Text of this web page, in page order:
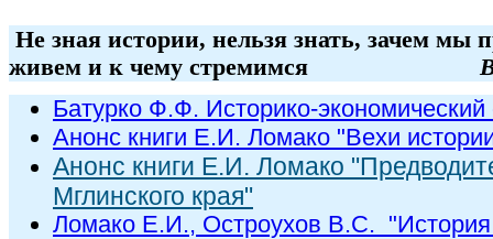
Не зная истории, нельзя знать, зачем мы
живем и к чему стремимся
Батурко Ф.Ф. Историко-экономический
Анонс книги Е.И. Ломако "Вехи
Анонс книги Е.И. Ломако
Мглинского края"
Ломако Е.И., Остроухов В.С. "